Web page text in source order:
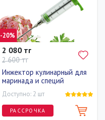
-20%
2 080 тг
2 600 тг
Инжектор кулинарный для
маринада и специй
Доступно: 2 шт
РАССРОЧКА